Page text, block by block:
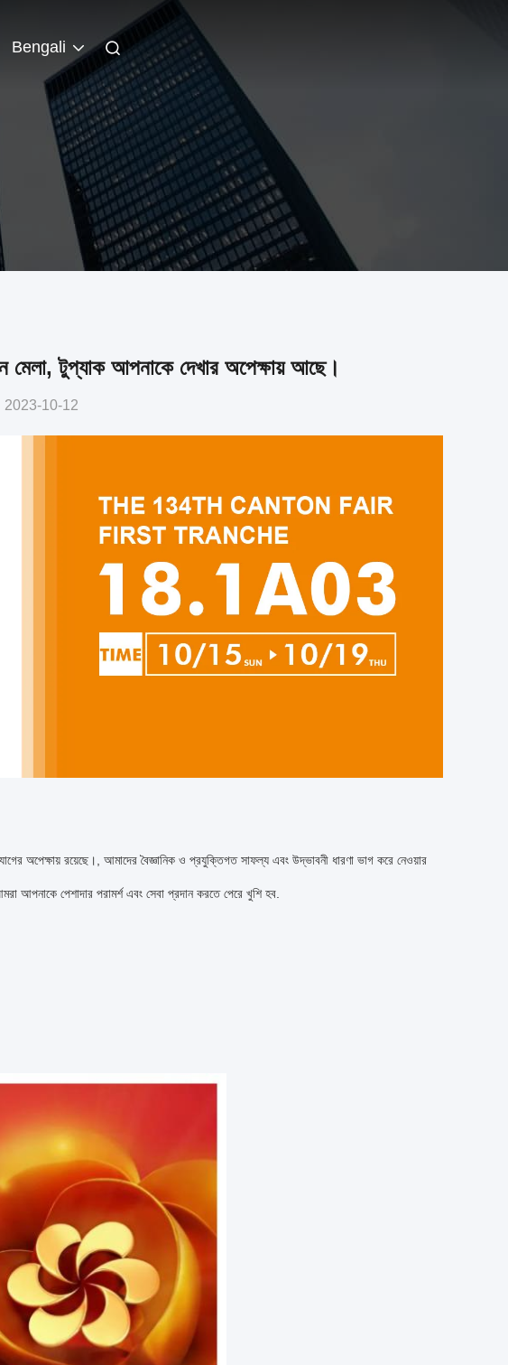
Bengali
মেলা, টুপ্যাক আপনাকে দেখার অপেক্ষায় আছে।
2023-10-12
অপেক্ষায় রয়েছে।, আমাদের বৈজ্ঞানিক ও প্রযুক্তিগত সাফল্য এবং উদ্ভাবনী ধারণা ভাগ করে নেওয়ার
আপনাকে পেশাদার পরামর্শ এবং সেবা প্রদান করতে পেরে খুশি হব.